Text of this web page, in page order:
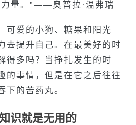
力量。”——奥普拉·温弗瑞
可爱的小狗、糖果和阳光
去提升自己。在最美好的时
得多吗？当挣扎发生的时
的事情，但是在它之后往往
下的苦药丸。
识就是无用的